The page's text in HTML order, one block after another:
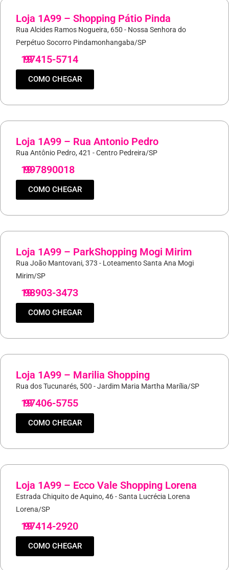
Loja 1A99 – Shopping Pátio Pinda
Rua Alcides Ramos Nogueira, 650 - Nossa Senhora do
Perpétuo Socorro Pindamonhangaba/SP
19
97415-5714
COMO CHEGAR
Loja 1A99 – Rua Antonio Pedro
Rua Antônio Pedro, 421 - Centro Pedreira/SP
19
997890018
COMO CHEGAR
Loja 1A99 – ParkShopping Mogi Mirim
Rua João Mantovani, 373 - Loteamento Santa Ana Mogi
Mirim/SP
19
98903-3473
COMO CHEGAR
Loja 1A99 – Marilia Shopping
Rua dos Tucunarés, 500 - Jardim Maria Martha Marília/SP
19
97406-5755
COMO CHEGAR
Loja 1A99 – Ecco Vale Shopping Lorena
Estrada Chiquito de Aquino, 46 - Santa Lucrécia Lorena
Lorena/SP
19
97414-2920
COMO CHEGAR